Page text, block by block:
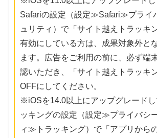
Safariの設定（設定≫Safari≫プライ
ュリティ）で「サイト越えトラッキ
有効にしている方は、成果対象外と
ます。広告をご利用の前に、必ず端
認いただき、「サイト越えトラッキ
OFFにしてください。
※iOSを14.0以上にアップグレードし
ッキングの設定（設定≫プライバシ
ィ≫トラッキング）で「アプリから